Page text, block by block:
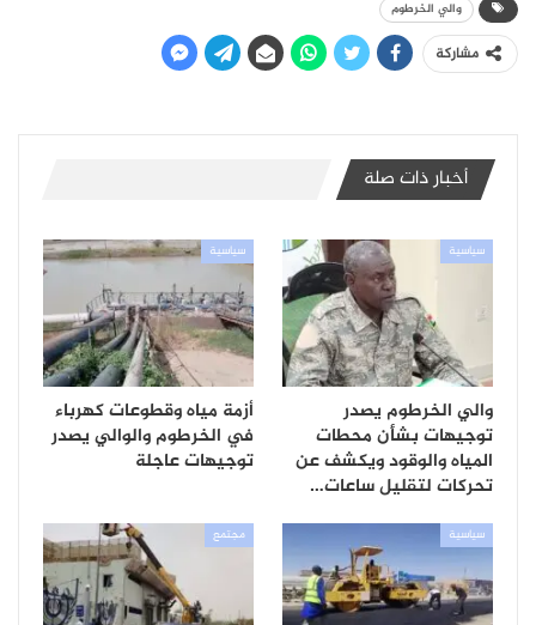
والي الخرطوم
مشاركة
أخبار ذات صلة
سياسية
والي الخرطوم يصدر
توجيهات بشأن محطات
المياه والوقود ويكشف عن
تحركات لتقليل ساعات…
سياسية
أزمة مياه وقطوعات كهرباء
في الخرطوم والوالي يصدر
توجيهات عاجلة
سياسية مجتمع